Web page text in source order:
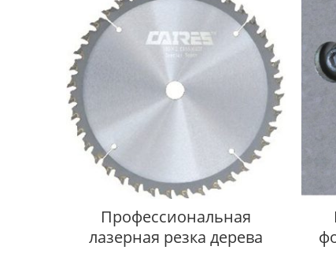
Профессиональная
лазерная резка дерева